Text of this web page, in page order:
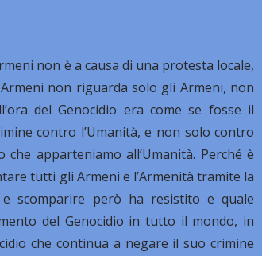
non è a causa di una protesta locale,
non riguarda solo gli Armeni, non
del Genocidio era come se fosse il
contro l’Umanità, e non solo contro
apparteniamo all’Umanità. Perché è
tutti gli Armeni e l’Armenità tramite la
scomparire però ha resistito e quale
del Genocidio in tutto il mondo, in
che continua a negare il suo crimine